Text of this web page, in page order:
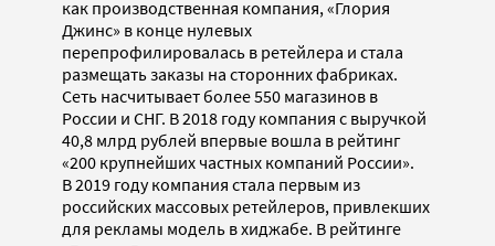
как производственная компания, «Глория
Джинс» в конце нулевых
перепрофилировалась в ретейлера и стала
размещать заказы на сторонних фабриках.
Сеть насчитывает более 550 магазинов в
России и СНГ. В 2018 году компания с выручкой
40,8 млрд рублей впервые вошла в рейтинг
«200 крупнейших частных компаний России».
В 2019 году компания стала первым из
российских массовых ретейлеров, привлекших
для рекламы модель в хиджабе. В рейтинге